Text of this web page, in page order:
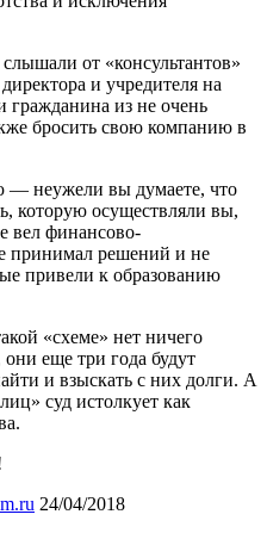
от «консультантов»
и учредителя на
из не очень
бросить свою компанию в
— неужели вы думаете, что
которую осуществляли вы,
вел финансово-
принимал решений и не
привели к образованию
«схеме» нет ничего
еще три года будут
и взыскать с них долги. А
суд истолкует как
24/04/2018